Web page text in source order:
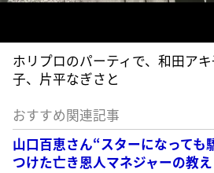
ホリプロのパーティで、和田ア
子、片平なぎさと
おすすめ関連記事
山口百恵さん“スターになっても
つけた亡き恩人マネジャーの教え